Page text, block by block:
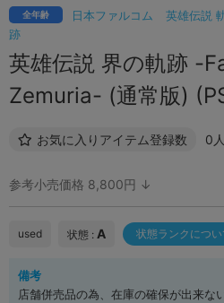
日本ファルコム 英雄伝説
跡
全年齢
英雄伝説 界の軌跡 -
Zemuria- (通常版)
お気に入りアイテム登録数 0人
参考小売価格 8,800円 ↓
used 状態 : A 状態ランクについ
備考
店舗併売品の為、在庫の確保が出来な